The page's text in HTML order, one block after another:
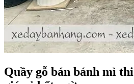
Quầy gỗ bán bánh mì